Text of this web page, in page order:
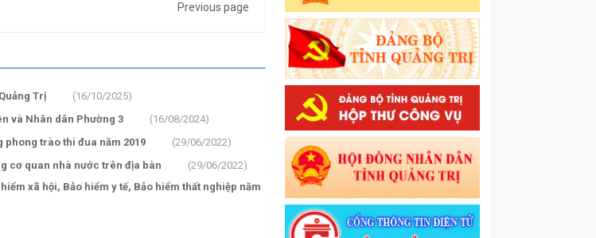
Previous page
Trị
(16/10/2025)
và Nhân dân Phường 3
(16/08/2024)
phong trào thi đua năm 2019
(29/06/2022)
cơ quan nhà nước trên địa bàn
(29/06/2022)
xã hội, Bảo hiểm y tế, Bảo hiểm thất nghiệp năm